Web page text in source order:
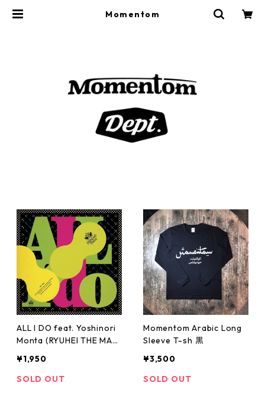
Momentom
ALL I DO feat. Yoshinori
Monta (RYUHEI THE MAN
UMENTAL 7"
¥1,950
SOLD OUT
Momentom Arabic Long
Sleeve T-sh 黒
¥3,500
SOLD OUT